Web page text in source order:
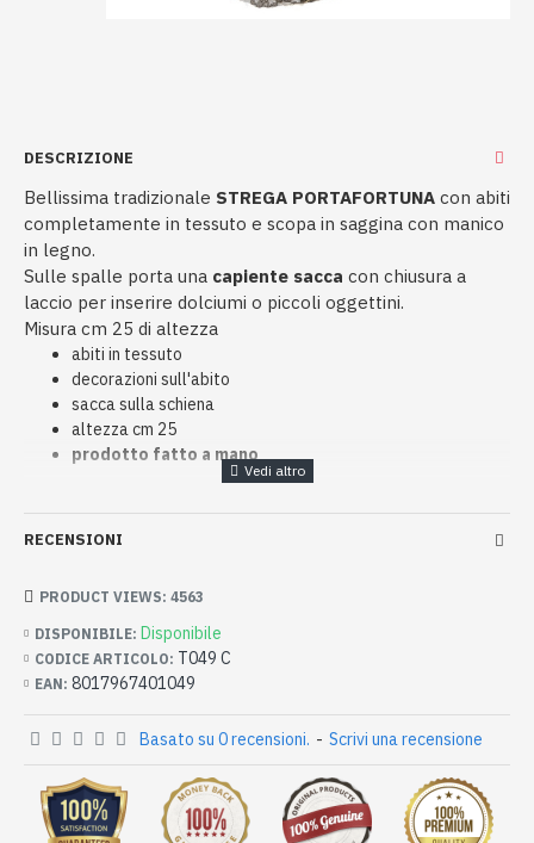
DESCRIZIONE
Bellissima tradizionale STREGA PORTAFORTUNA con abiti
completamente in tessuto e scopa in saggina con manico
in legno.
Sulle spalle porta una capiente sacca con chiusura a
laccio per inserire dolciumi o piccoli oggettini.
Misura cm 25 di altezza
abiti in tessuto
decorazioni sull'abito
sacca sulla schiena
altezza cm 25
prodotto fatto a mano
RECENSIONI
DISPONIBILE: Disponibile
CODICE ARTICOLO: T049 C
EAN: 8017967401049
PRODUCT VIEWS: 4563
Basato su 0 recensioni. - Scrivi una recensione